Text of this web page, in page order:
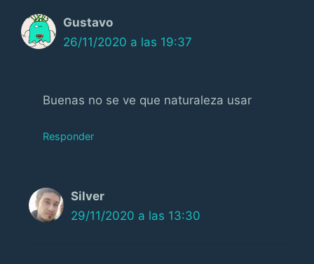
Gustavo
26/11/2020 a las 19:37
Buenas no se ve que naturaleza usar
Responder
Silver
29/11/2020 a las 13:30